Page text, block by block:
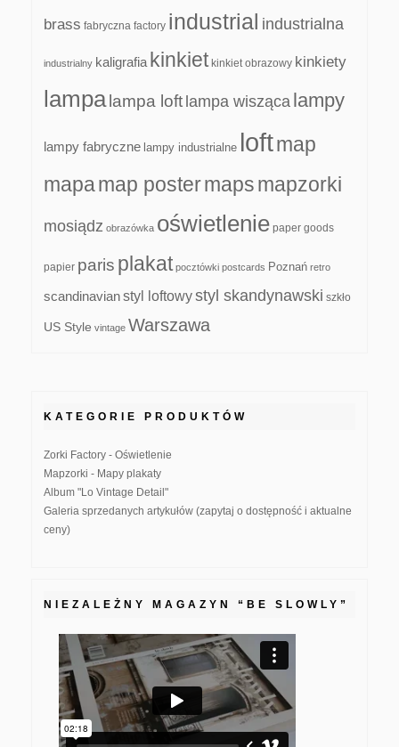
brass fabryczna factory industrial industrialna
industrialny kaligrafia kinkiet kinkiet obrazowy kinkiety
lampa lampa loft lampa wisząca lampy
lampy fabryczne lampy industrialne loftmap
mapamap postermapsmapzorki
mosiądz obrazówka oświetlenie paper goods
papier paris plakat pocztówki postcards Poznań retro
scandinavianstyl loftowystyl skandynawski szkło
US Style vintage Warszawa
KATEGORIE PRODUKTÓW
Zorki Factory - Oświetlenie
Mapzorki - Mapy plakaty
Album "Lo Vintage Detail"
Galeria sprzedanych artykułów (zapytaj o dostępność i aktualne
ceny)
NIEZALEŻNY MAGAZYN “BE SLOWLY”